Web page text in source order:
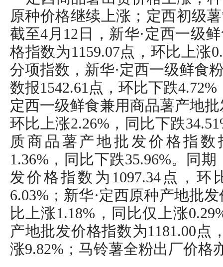
原种价格继续上涨；定西初级
截至4月12日，新华·定西一级
格指数为1159.07点，环比上涨
分项指数，新华·定西一级鲜食
数报1542.61点，环比下跌
定西一级鲜食兼用商品薯产地
环比上涨2.26%，同比下跌
质商品薯产地批发价格指数
1.36%，同比下跌35.96%。同
发价格指数为1097.34点，环
6.03%；新华·定西原种产地批
比上涨1.18%，同比仅上涨
产地批发价格指数为1181.00点
涨9.82%；马铃薯全粉出厂价格